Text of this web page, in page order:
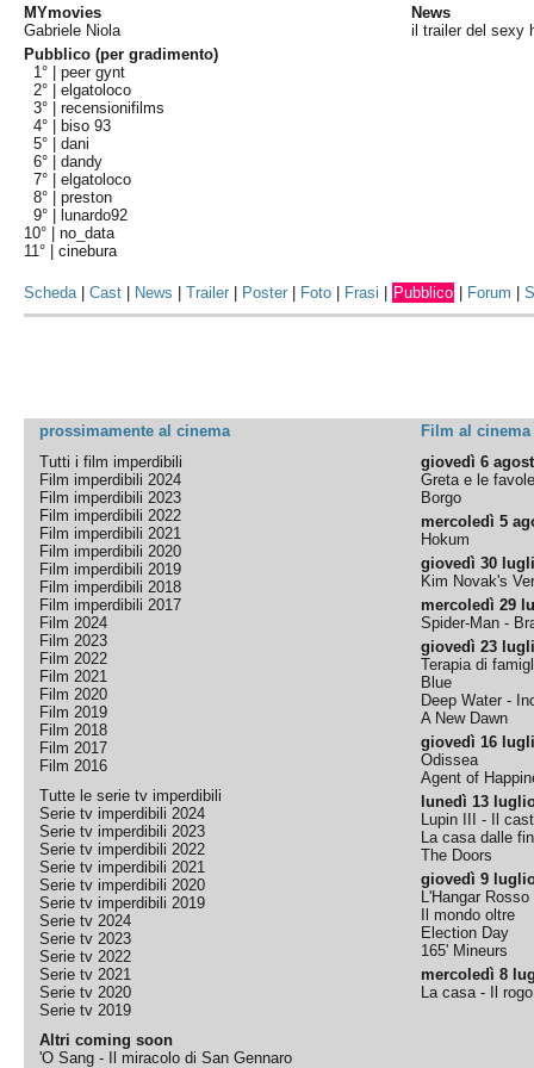
MYmovies
Gabriele Niola
Pubblico (per gradimento)
1° |peer gynt
2° |elgatoloco
3° |recensionifilms
4° |
biso 93
5° |dani
6° |dandy
7° |elgatoloco
8° |preston
9° |
lunardo92
10° |no_data
11° |cinebura
News
il trailer del sexy
Scheda|Cast News |Trailer Poster Foto Frasi Pubblico Forum |
prossimamente al cinema
Film al cinema
Tutti i film imperdibili
Film imperdibili 2024
Film imperdibili 2023
Film imperdibili 2022
Film imperdibili 2021
Film imperdibili 2020
Film imperdibili 2019
Film imperdibili 2018
Film imperdibili 2017
Film 2024
Film 2023
Film 2022
Film 2021
Film 2020
Film 2019
Film 2018
Film 2017
Film 2016
Tutte le serie tv imperdibili
Serie tv imperdibili 2024
Serie tv imperdibili 2023
Serie tv imperdibili 2022
Serie tv imperdibili 2021
Serie tv imperdibili 2020
Serie tv imperdibili 2019
Serie tv 2024
Serie tv 2023
Serie tv 2022
Serie tv 2021
Serie tv 2020
Serie tv 2019
Altri coming soon
'O Sang - Il miracolo di San Gennaro
giovedì 6
Greta e le
Borgo
mercoledì 5
Hokum
giovedì 30
Kim Novak's
mercoledì 29
Spider-Man -
giovedì 23
Terapia di
Blue
Deep Water -
A New Dawn
giovedì 16
Odissea
Agent of
lunedì 13
Lupin III - Il
La casa dalle
The Doors
giovedì 9
L'Hangar Rosso
Il mondo oltre
Election Day
165' Mineurs
mercoledì 8
La casa - Il